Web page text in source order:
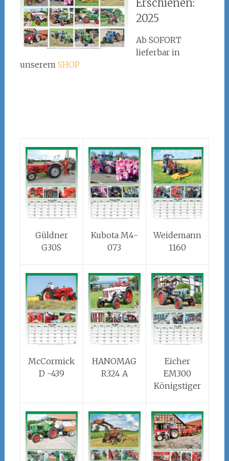
Erschienen:
2025
Ab SOFORT
lieferbar in
unserem SHOP
Güldner
G30S
Kubota M4-
073
Weidemann
1160
McCormick
D -439
HANOMAG
R324 A
Eicher
EM300
Königstiger